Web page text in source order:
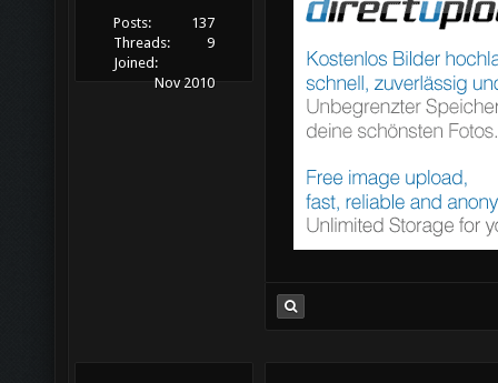
Posts:
137
Threads:
9
Joined:
Nov 2010